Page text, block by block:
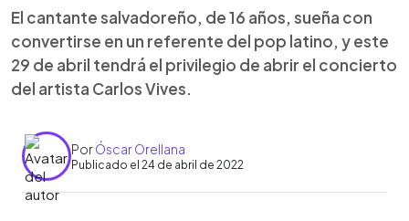
El cantante salvadoreño, de 16 años, sueña con
convertirse en un referente del pop latino, y este
29 de abril tendrá el privilegio de abrir el concierto
del artista Carlos Vives.
PorÓscar Orellana
Publicado el 24 de abril de 2022